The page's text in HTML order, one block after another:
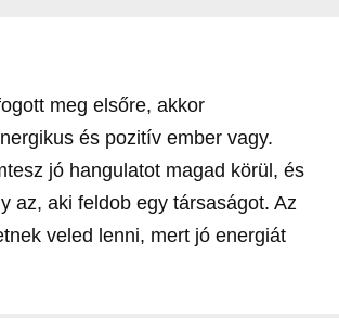
meg elsőre, akkor
és pozitív ember vagy.
jó hangulatot magad körül, és
az, aki feldob egy társaságot. Az
veled lenni, mert jó energiát